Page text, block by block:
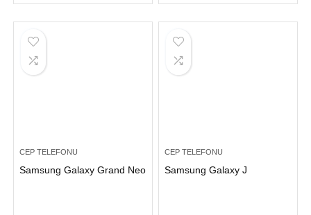
CEP TELEFONU
Samsung Galaxy Grand Neo
CEP TELEFONU
Samsung Galaxy J